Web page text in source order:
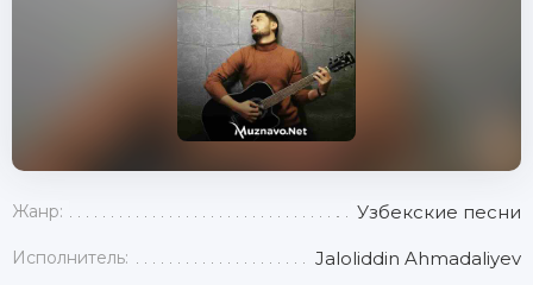
Жанр: Узбекские песни
Исполнитель: Jaloliddin Ahmadaliyev